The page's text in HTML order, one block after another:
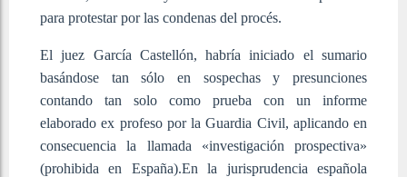
para protestar por las condenas del procés.
El juez García Castellón, habría iniciado el sumario
basándose tan sólo en sospechas y presunciones
contando tan solo como prueba con un informe
elaborado ex profeso por la Guardia Civil, aplicando en
consecuencia la llamada «investigación prospectiva»
(prohibida en España).En la jurisprudencia española